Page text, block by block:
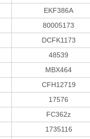
EKF386A
80005173
DCFK1173
48539
MBX464
CFH12719
17576
FC362z
1735116